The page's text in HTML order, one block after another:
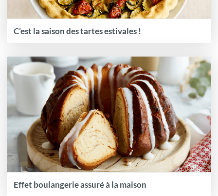
C’est la saison des tartes estivales !
Effet boulangerie assuré à la maison